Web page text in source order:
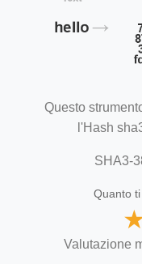
Questo
l'Hash
SHA3-
Quanto
Valutazione